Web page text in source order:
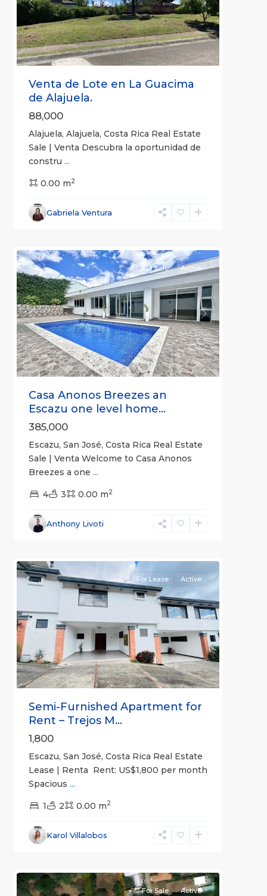
Previous Next
Venta de Lote en La Guacima
de Alajuela.
88,000
Alajuela, Alajuela, Costa Rica Real Estate
Sale | Venta Descubra la oportunidad de
constru ...
0.00 m2
Gabriela Ventura
San
José
Previous Next
For Sale Active
Casa Anonos Breezes an
Escazu one level home...
385,000
Escazu, San José, Costa Rica Real Estate
Sale | Venta Welcome to Casa Anonos
Breezes a one ...
4 3 0.00 m2
Anthony Livoti
San
José
Previous Next
For Lease Active
Semi-Furnished Apartment for
Rent – Trejos M...
1,800
Escazu, San José, Costa Rica Real Estate
Lease | Renta Rent: US$1,800 per month
Spacious ...
1 2 0.00 m2
Karol Villalobos
Brasil
San
(Province),
Santa
For Sale Active